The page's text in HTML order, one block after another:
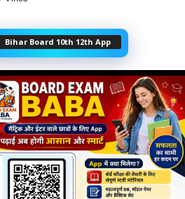
Bihar Board 10th 12th App